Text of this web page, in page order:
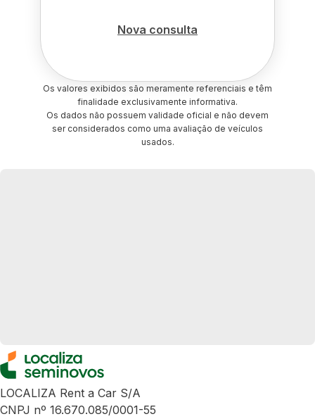
Nova consulta
Os valores exibidos são meramente referenciais e têm
finalidade exclusivamente informativa.
Os dados não possuem validade oficial e não devem
ser considerados como uma avaliação de veículos
usados.
LOCALIZA Rent a Car S/A
CNPJ nº 16.670.085/0001-55